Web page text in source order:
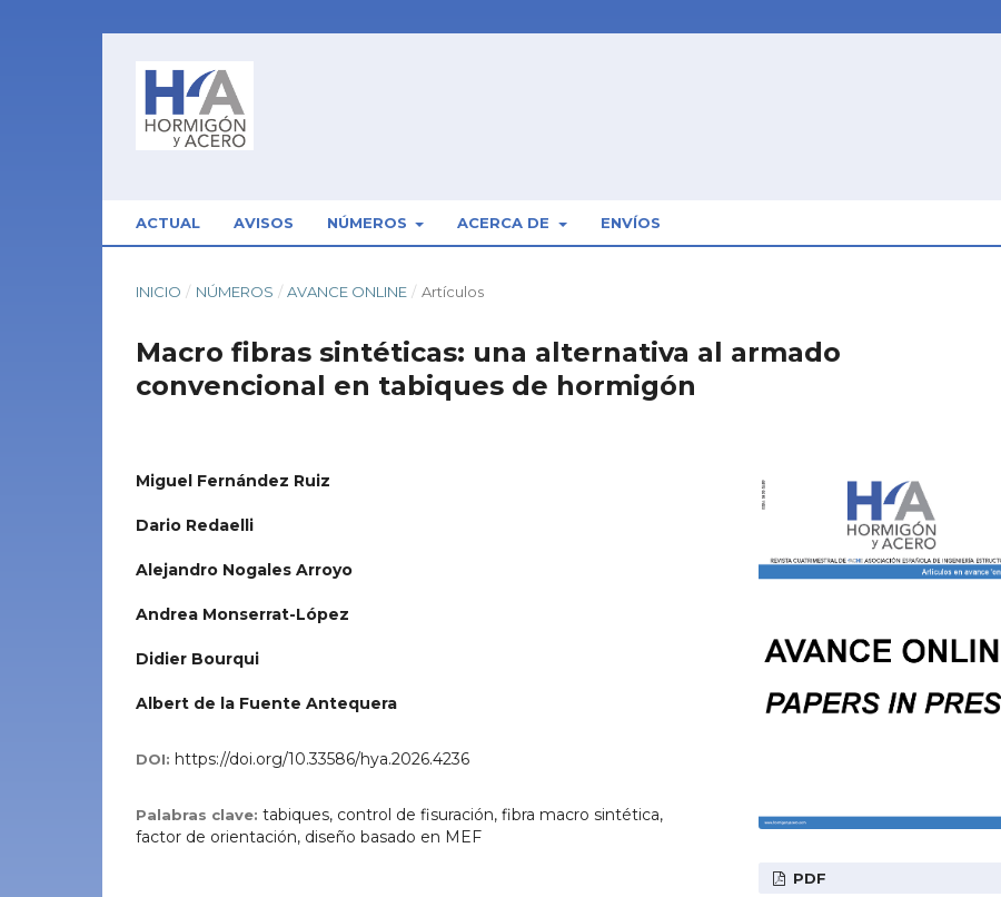
ACTUAL AVISOS NÚMEROS ACERCA DE ENVÍOS
INICIO / NÚMEROS / AVANCE ONLINE / Artículos
Macro fibras sintéticas: una alternativa al armado
convencional en tabiques de hormigón
Miguel Fernández Ruiz
Dario Redaelli
Alejandro Nogales Arroyo
Andrea Monserrat-López
Didier Bourqui
Albert de la Fuente Antequera
DOI: https://doi.org/10.33586/hya.2026.4236
Palabras clave: tabiques, control de fisuración, fibra macro sintética,
factor de orientación, diseño basado en MEF
PDF